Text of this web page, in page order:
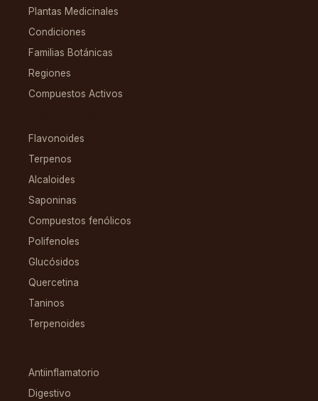
Plantas Medicinales
Condiciones
Familias Botánicas
Regiones
Compuestos Activos
Flavonoides
Terpenos
Alcaloides
Saponinas
Compuestos fenólicos
Polifenoles
Glucósidos
Quercetina
Taninos
Terpenoides
Antiinflamatorio
Digestivo